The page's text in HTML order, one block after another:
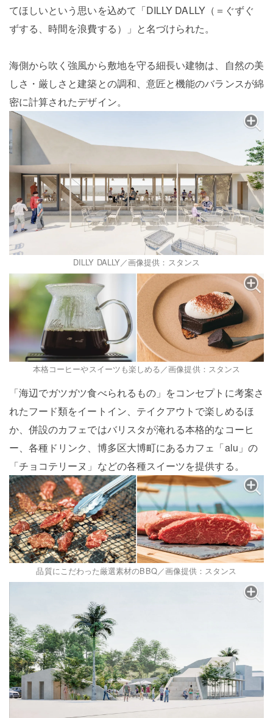
てほしいという思いを込めて「DILLY DALLY（＝ぐずぐ
ずする、時間を浪費する）」と名づけられた。
海側から吹く強風から敷地を守る細長い建物は、自然の美
しさ・厳しさと建築との調和、意匠と機能のバランスが綿
密に計算されたデザイン。
DILLY DALLY／画像提供：スタンス
本格コーヒーやスイーツも楽しめる／画像提供：スタンス
「海辺でガツガツ食べられるもの」をコンセプトに考案さ
れたフード類をイートイン、テイクアウトで楽しめるほ
か、併設のカフェではバリスタが淹れる本格的なコーヒ
ー、各種ドリンク、博多区大博町にあるカフェ「alu」の
「チョコテリーヌ」などの各種スイーツを提供する。
品質にこだわった厳選素材のBBQ／画像提供：スタンス